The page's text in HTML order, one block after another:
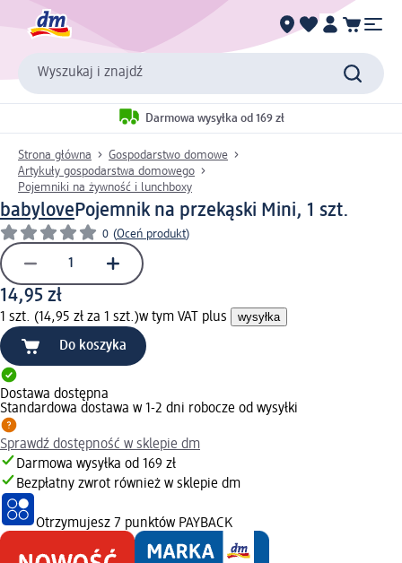
Wyszukaj i znajdź
Darmowa wysyłka od 169 zł
Strona główna
Gospodarstwo domowe
Artykuły gospodarstwa domowego
Pojemniki na żywność i lunchboxy
babylovePojemnik na przekąski Mini, 1 szt.
0 (Oceń produkt)
14,95 zł
1 szt. (14,95 zł za 1 szt.)w tym VAT plus wysyłka
Do koszyka
Dostawa dostępna
Standardowa dostawa w 1-2 dni robocze od wysyłki
Sprawdź dostępność w sklepie dm
Darmowa wysyłka od 169 zł
Bezpłatny zwrot również w sklepie dm
Otrzymujesz 7 punktów PAYBACK